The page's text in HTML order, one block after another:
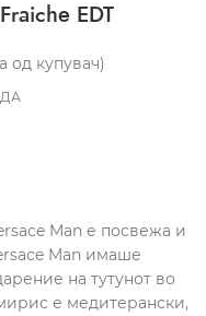
EDT
од купувач)
Man е посвежа и
Man имаше
на тутунот во
е медитерански,